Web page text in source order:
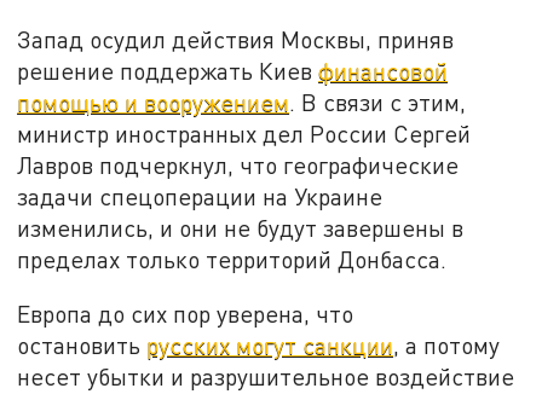
Запад осудил действия Москвы, приняв
решение поддержать Киевфинансовой
помощью и вооружением. В связи с этим,
министр иностранных дел России Сергей
Лавров подчеркнул, что географические
задачи спецоперации на Украине
изменились, и они не будут завершены в
пределах только территорий Донбасса.
Европа до сих пор уверена, что
остановить русских могут санкции, а потому
несет убытки и разрушительное воздействие